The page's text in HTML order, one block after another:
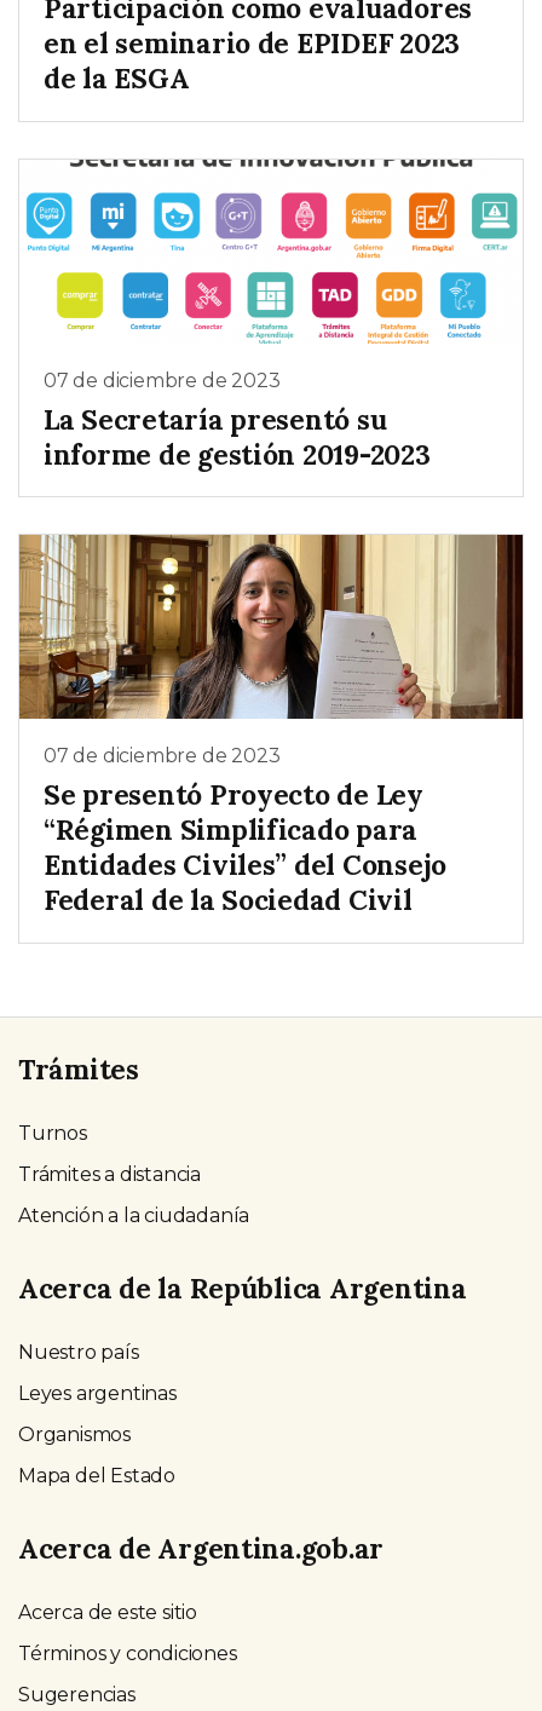
Participación como evaluadores
en el seminario de EPIDEF 2023
de la ESGA
07 de diciembre de 2023
La Secretaría presentó su
informe de gestión 2019-2023
07 de diciembre de 2023
Se presentó Proyecto de Ley
“Régimen Simplificado para
Entidades Civiles” del Consejo
Federal de la Sociedad Civil
Trámites
Turnos
Trámites a distancia
Atención a la ciudadanía
Acerca de la República Argentina
Nuestro país
Leyes argentinas
Organismos
Mapa del Estado
Acerca de Argentina.gob.ar
Acerca de este sitio
Términos y condiciones
Sugerencias